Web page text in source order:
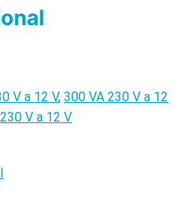
V a 12 V, 300 VA 230 V a 12
V a 12 V